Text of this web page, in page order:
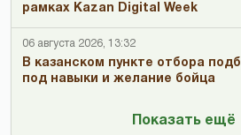
рамках Kazan Digital Week
06 августа 2026, 13:32
В казанском пункте отбора
под навыки и желание бойца
Показать ещё